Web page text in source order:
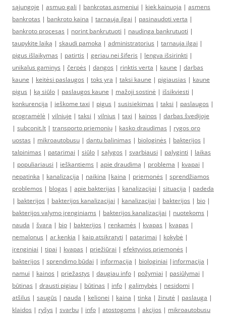
sąjungoje | asmuo gali | bankrotas asmeniui | kiek kainuoja | asmens
bankrotas | bankroto kaina | tarnauja ilgai | pasinaudoti verta |
bankroto procesas | norint bankrutuoti | naudinga bankrutuoti |
taupykite laiką | skaudi pamoka | administratorius | tarnauja ilgai |
pigus išlaikymas | patirtis | geriau nei šiferis | lengva išsirinkti |
unikalus gaminys | čerpės | dangos | rinktis verta | kaune | darbas
kaune | keitėsi paslaugos | toks yra | taksi kaune | pigiausias | kaune
pigus | ką siūlo | paslaugos kaune | mažoji sostinė | išsikviesti |
konkurencija | ieškome taxi | pigus | susisiekimas | taksi | paslaugos |
programėlė | vilniuje | taksi | vilnius | taxi | kainos | darbas švedijoje
| subconit.lt | transporto priemonių | kasko draudimas | rygos oro
uostas | mikroautobusu | dantu balinimas | biologinės | bakterijos |
talpinimas | patarimai | siūlo | sąlygos | svarbiausi | palyginti | laikas
| populiariausi | ieškantiems | apie draudimą | problema | kvapai |
nepatinka | kanalizacija | naikina | kaina | priemonės | sprendžiamos
problemos | blogas | apie bakterijas | kanalizacijai | situacija | padeda
| bakterijos | bakterijos kanalizacijai | kanalizacijai | bakterijos | bio |
bakterijos valymo įrenginiams | bakterijos kanalizacijai | nuotekoms |
nauda | švara | bio | bakterijos | renkamės | kvapas | kvapas |
nemalonus | ar kenkia | kaip atsikratyti | patarimai | kokybė |
įrenginiai | tipai | kvapas | priežiūrai | efektyvios priemonės |
bakterijos | sprendimo būdai | informacija | biologiniai | informacija |
namui | kainos | priežastys | daugiau info | požymiai | pasiūlymai |
būtinas | drausti pigiau | būtinas | info | galimybės | nesidomi |
atšilus | saugūs | nauda | kelionei | kaina | tinka | žinutė | paslauga |
klaidos | ryšys | svarbu | info | atostogoms | akcijos | mikroautobusu